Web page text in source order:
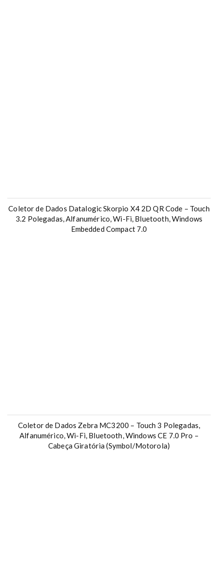
Coletor de Dados Datalogic Skorpio X4 2D QR Code – Touch
3.2 Polegadas, Alfanumérico, Wi-Fi, Bluetooth, Windows
Embedded Compact 7.0
Coletor de Dados Zebra MC3200 – Touch 3 Polegadas,
Alfanumérico, Wi-Fi, Bluetooth, Windows CE 7.0 Pro –
Cabeça Giratória (Symbol/Motorola)